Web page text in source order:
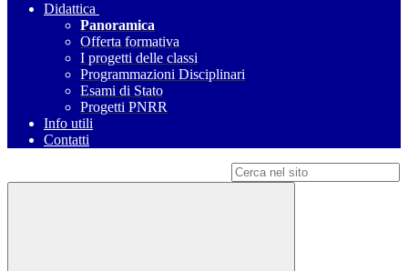
Didattica
Panoramica
Offerta formativa
I progetti delle classi
Programmazioni Disciplinari
Esami di Stato
Progetti PNRR
Info utili
Contatti